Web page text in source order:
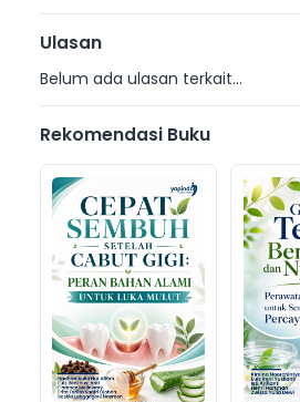
Ulasan
Belum ada ulasan terkait...
Rekomendasi Buku
CEPAT SEMBUH SETELAH CABUT
GIGI: PERAN BAHAN ALAMI
UNTUK LUKA MULUT
https://www.bukuloka.com/books/cepat-...
t...